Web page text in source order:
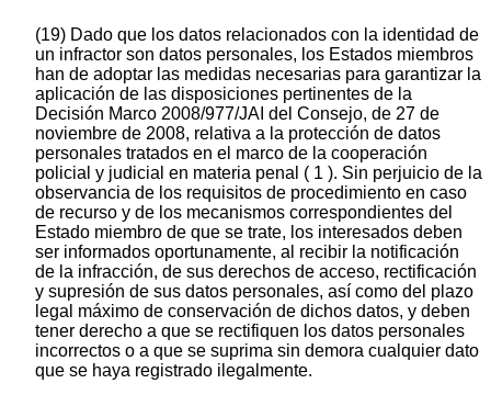
(19) Dado que los datos relacionados con la identidad de
un infractor son datos personales, los Estados miembros
han de adoptar las medidas necesarias para garantizar la
aplicación de las disposiciones pertinentes de la
Decisión Marco 2008/977/JAI del Consejo, de 27 de
noviembre de 2008, relativa a la protección de datos
personales tratados en el marco de la cooperación
policial y judicial en materia penal ( 1 ). Sin perjuicio de la
observancia de los requisitos de procedimiento en caso
de recurso y de los mecanismos correspondientes del
Estado miembro de que se trate, los interesados deben
ser informados oportunamente, al recibir la notificación
de la infracción, de sus derechos de acceso, rectificación
y supresión de sus datos personales, así como del plazo
legal máximo de conservación de dichos datos, y deben
tener derecho a que se rectifiquen los datos personales
incorrectos o a que se suprima sin demora cualquier dato
que se haya registrado ilegalmente.